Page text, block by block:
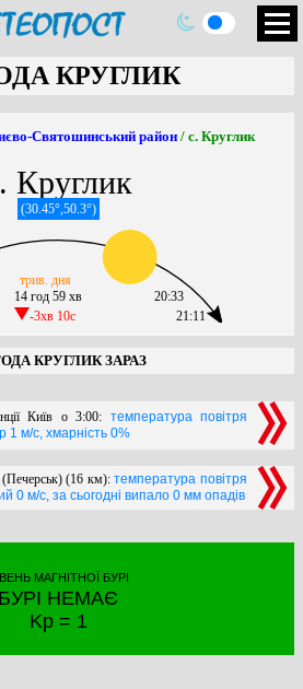
КРУГЛИК
Святошинський район / с. Круглик
Круглик
(30.45°,50.3°)
14 год 59 хв
-3хв 10c
трив. дня
21:11
20:33
КРУГЛИК ЗАРАЗ
Київ о 3:00: температура повітря
1 м/с, хмарність 0%
(Печерськ) (16 км):температура повітря
0 м/с, за сьогодні випало 0 мм опадів
МАГНІТНОЇ БУРІ
БУРІ НЕМАЄ
Kp = 1